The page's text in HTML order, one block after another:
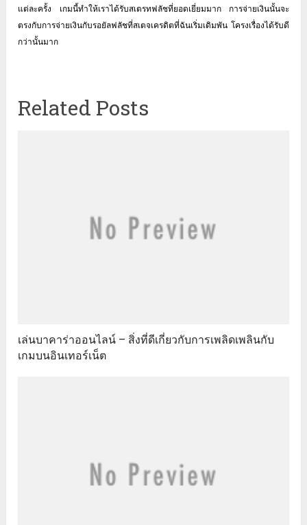
แต่ละครั้ง
เกมนี้ทำให้เราได้รับสเตรทฟลัชที่ยอดเยี่ยมมาก
การจ่ายเงินนั้นจะ
ตรงกับการจ่ายเงินกับรอยัลฟลัชที่สเตจเครดิตที่ฉันเริ่มเดิมพัน โครงเรื่องได้รับดี
กว่านั้นมาก
Related Posts
เล่นบาคาร่าออนไลน์ – สิ่งที่ดีเกี่ยวกับการเพลิดเพลินกับ
เกมบนอินเทอร์เน็ต